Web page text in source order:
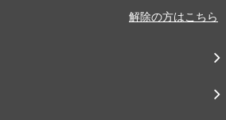
解除の方はこちら